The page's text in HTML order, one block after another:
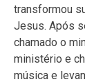
transformou
Jesus. Após
chamado o
ministério e
música e